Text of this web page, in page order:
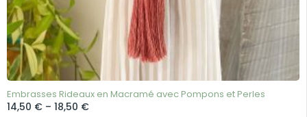
Embrasses Rideaux en Macramé avec Pompons et Perles
14,50 € – 18,50 €